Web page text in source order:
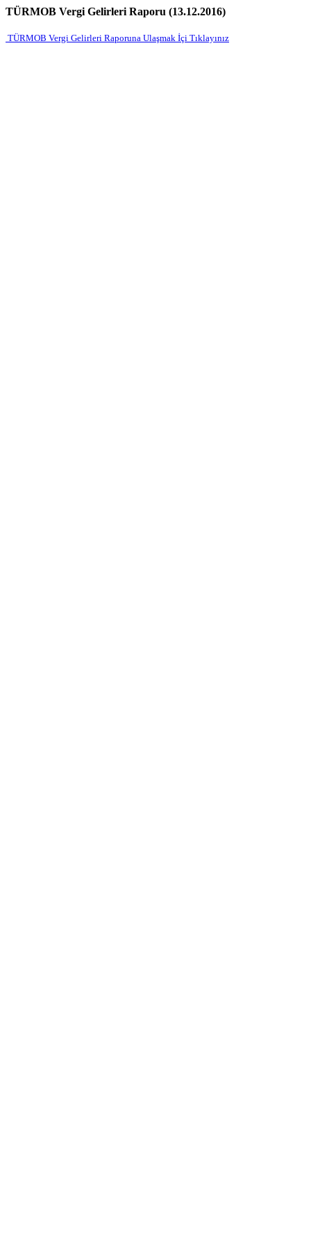
TÜRMOB Vergi Gelirleri Raporu (13.12.2016)
TÜRMOB Vergi Gelirleri Raporuna Ulaşmak İçi Tıklayınız